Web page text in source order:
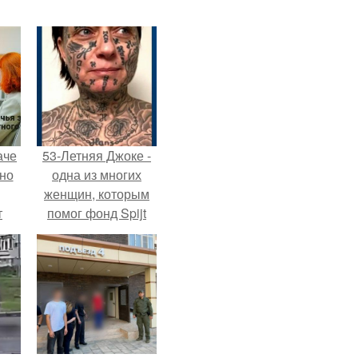
53-Летняя Джоке -
одна из многих
женщин, которым
помог фонд Spijt
van Tattoo,
основанный в
Роттердаме.